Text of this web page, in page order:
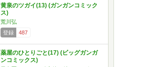
黄泉のツガイ(13) (ガンガンコミック
ス)
荒川弘
登録
487
薬屋のひとりごと(17) (ビッグガンガ
ンコミックス)